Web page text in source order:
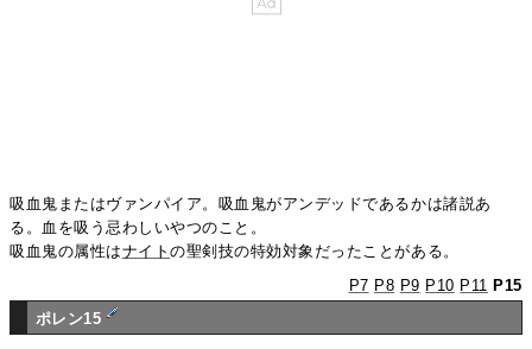
吸血鬼またはヴァンパイア。吸血鬼がアンデッドであるかは諸説あ
る。血を吸う忌わしいやつのこと。
吸血鬼の属性はナイトの聖剣技の特効対象だったことがある。
P7 P8 P9 P10 P11 P15
ポレン15